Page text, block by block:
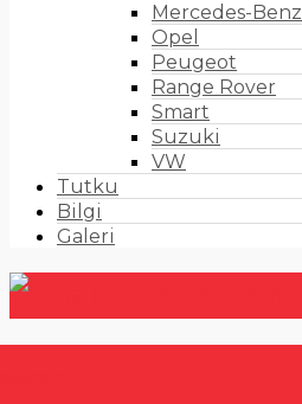
Mercedes-Benz
Opel
Peugeot
Range Rover
Smart
Suzuki
VW
Tutku
Bilgi
Galeri